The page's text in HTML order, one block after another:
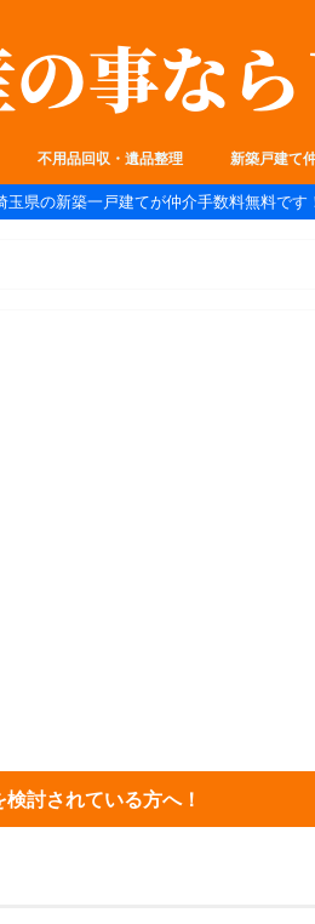
不用品回収・遺品整理 新築戸建て
玉県の新築一戸建てが仲介手数料無料で
討されている方へ！